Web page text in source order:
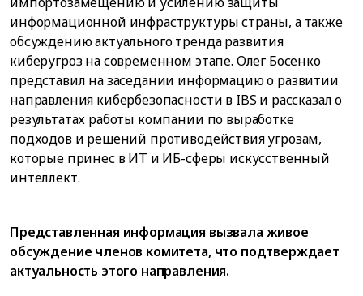
информационной инфраструктуры страны, а также
обсуждению актуального тренда развития
киберугроз на современном этапе. Олег Босенко
представил на заседании информацию о развитии
направления кибербезопасности в IBS и рассказал о
результатах работы компании по выработке
подходов и решений противодействия угрозам,
которые принес в ИТ и ИБ-сферы искусственный
интеллект.
Представленная информация вызвала живое
обсуждение членов комитета, что подтверждает
актуальность этого направления.